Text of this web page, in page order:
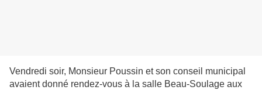
Vendredi soir, Monsieur Poussin et son conseil municipal
avaient donné rendez-vous à la salle Beau-Soulage aux